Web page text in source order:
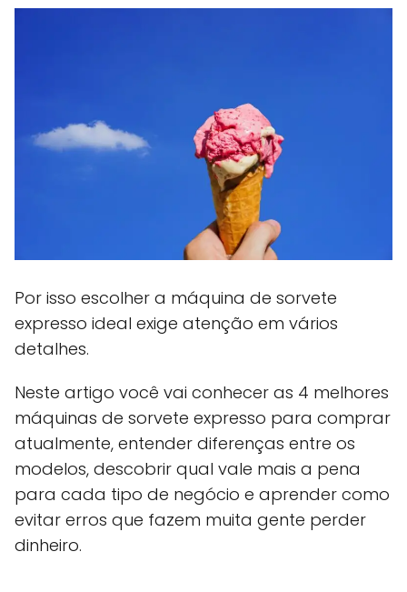
Por isso escolher a máquina de sorvete
expresso ideal exige atenção em vários
detalhes.
Neste artigo você vai conhecer as 4 melhores
máquinas de sorvete expresso para comprar
atualmente, entender diferenças entre os
modelos, descobrir qual vale mais a pena
para cada tipo de negócio e aprender como
evitar erros que fazem muita gente perder
dinheiro.